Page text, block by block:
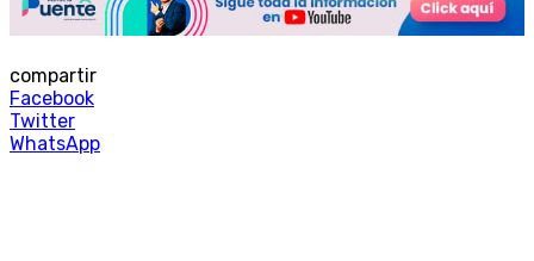
compartir
Facebook
Twitter
WhatsApp